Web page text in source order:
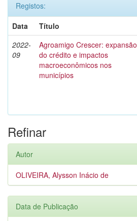
Registos:
Data
Título
2022-
09
Agroamigo Crescer: expansão
do crédito e impactos
macroeconômicos nos
municípios
Refinar
Autor
OLIVEIRA, Alysson Inácio de
Data de Publicação